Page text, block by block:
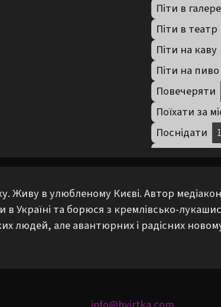
Піти в
Піти в театр
Піти на каву
Піти на пиво
Повечеряти
Поїхати за
Поснідати
Тренувати
Живу в улюбленому Києві. Автор
в Україні та борюся з кремлівсько-
людей, але авантюрних і радісних